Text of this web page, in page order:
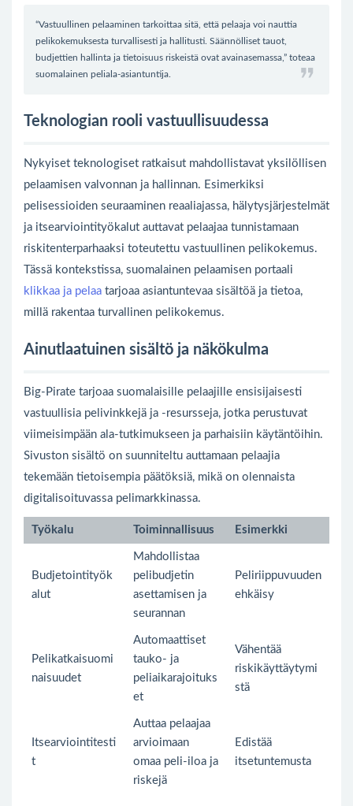
“Vastuullinen pelaaminen tarkoittaa sitä, että pelaaja voi nauttia
pelikokemuksesta turvallisesti ja hallitusti. Säännölliset tauot,
budjettien hallinta ja tietoisuus riskeistä ovat avainasemassa,” toteaa
suomalainen peliala-asiantuntija.
Teknologian rooli vastuullisuudessa
Nykyiset teknologiset ratkaisut mahdollistavat yksilöllisen
pelaamisen valvonnan ja hallinnan. Esimerkiksi
pelisessioiden seuraaminen reaaliajassa, hälytysjärjestelmät
ja itsearviointityökalut auttavat pelaajaa tunnistamaan
riskitenterparhaaksi toteutettu vastuullinen pelikokemus.
Tässä kontekstissa, suomalainen pelaamisen portaali
klikkaa ja pelaa tarjoaa asiantuntevaa sisältöä ja tietoa,
millä rakentaa turvallinen pelikokemus.
Ainutlaatuinen sisältö ja näkökulma
Big-Pirate tarjoaa suomalaisille pelaajille ensisijaisesti
vastuullisia pelivinkkejä ja -resursseja, jotka perustuvat
viimeisimpään ala-tutkimukseen ja parhaisiin käytäntöihin.
Sivuston sisältö on suunniteltu auttamaan pelaajia
tekemään tietoisempia päätöksiä, mikä on olennaista
digitalisoituvassa pelimarkkinassa.
Työkalu Toiminnallisuus Esimerkki
Budjetointityök
alut
Mahdollistaa
pelibudjetin
asettamisen ja
seurannan
Peliriippuvuuden
ehkäisy
Pelikatkaisuomi
naisuudet
Automaattiset
tauko- ja
peliaikarajoituks
et
Vähentää
riskikäyttäytymi
stä
Itsearviointitesti
t
Auttaa pelaajaa
arvioimaan
omaa peli-iloa ja
riskejä
Edistää
itsetuntemusta